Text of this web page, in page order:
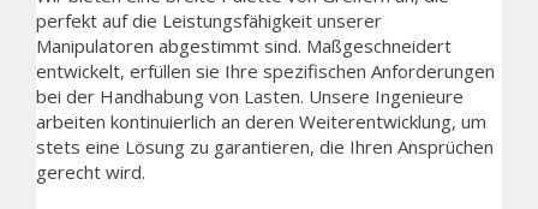
perfekt auf die Leistungsfähigkeit unserer
Manipulatoren abgestimmt sind. Maßgeschneidert
entwickelt, erfüllen sie Ihre spezifischen Anforderungen
bei der Handhabung von Lasten. Unsere Ingenieure
arbeiten kontinuierlich an deren Weiterentwicklung, um
stets eine Lösung zu garantieren, die Ihren Ansprüchen
gerecht wird.
See also